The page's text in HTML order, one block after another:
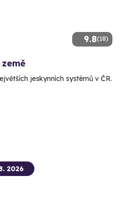
9.8(18)
jeskynních systémů v ČR.
2026